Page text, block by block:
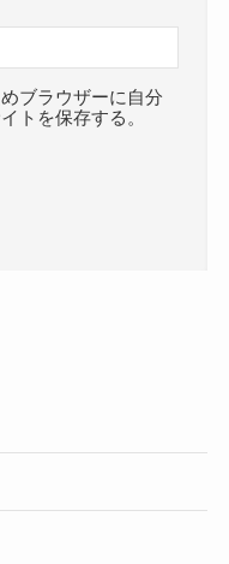
ブラウザーに自分
トを保存する。